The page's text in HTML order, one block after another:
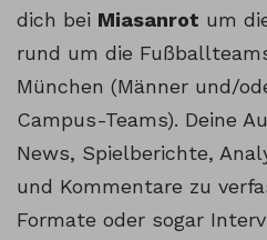
dich bei Miasanrot um
rund um die
München (Männer und/
Campus-Teams). Deine
News, Spielberichte,
und Kommentare zu
Formate oder sogar